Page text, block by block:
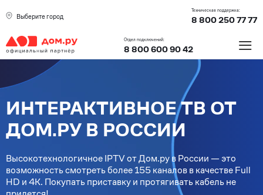
Выберите город
Техническая поддержка:
8 800 250 77 77
Отдел подключений:
8 800 600 90 42 ≡
ИНТЕРАКТИВНОЕ ТВ ОТ
ДОМ.РУ В РОССИИ
Высокотехнологичное IPTV от Дом.ру в России — это
возможность смотреть более 155 каналов в качестве Full
HD и 4К. Покупать приставку и протягивать кабель не